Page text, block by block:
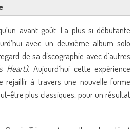
avant-goût. La plus si débutante
avec un deuxième album solo
de sa discographie avec d’autres
Heart). Aujourd’hui cette expérience
rejaillir à travers une nouvelle forme
être plus classiques, pour un résultat